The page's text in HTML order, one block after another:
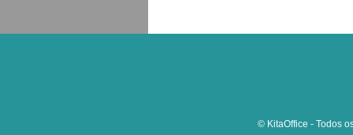
© KitaOffice - Todos